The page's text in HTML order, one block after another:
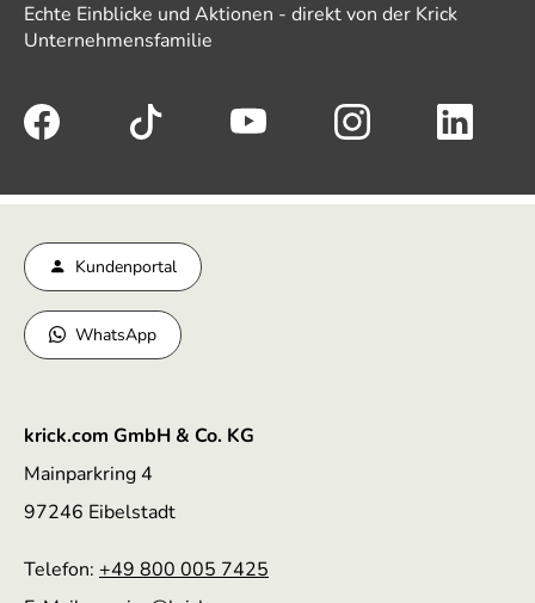
Echte Einblicke und Aktionen - direkt von der Krick
Unternehmensfamilie
Kundenportal
WhatsApp
krick.com GmbH & Co. KG
Mainparkring 4
97246 Eibelstadt
Telefon: +49 800 005 7425